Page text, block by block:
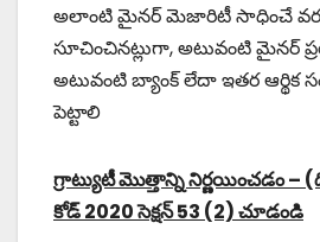
అలాంటి మైనర్ మెజారిటీ సాధించే
సూచించినట్లుగా, అటువంటి మైనర్
అటువంటి బ్యాంక్ లేదా ఇతర ఆర్థిక
పెట్టాలి
గ్రాట్యుటీ మొత్తాన్ని నిర్ణయించడం –
కోడ్ 2020 సెక్షన్ 53 (2) చూడండి